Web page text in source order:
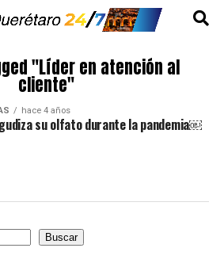
"Líder en atención al
cliente"
hace 4 años
su olfato durante la pandemia￼
Buscar